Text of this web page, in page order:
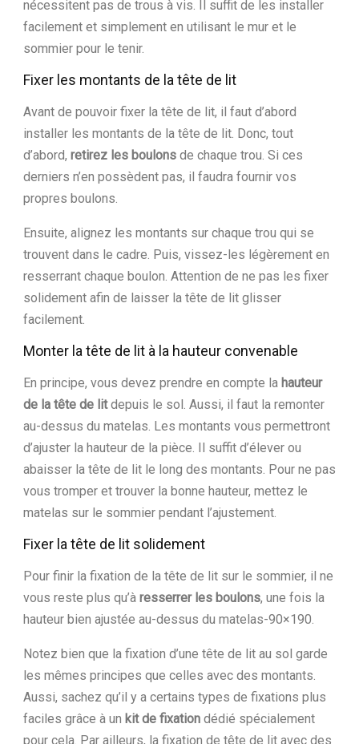
nécessitent pas de trous à vis. Il suffit de les installer
facilement et simplement en utilisant le mur et le
sommier pour le tenir.
Fixer les montants de la tête de lit
Avant de pouvoir fixer la tête de lit, il faut d’abord
installer les montants de la tête de lit. Donc, tout
d’abord, retirez les boulons de chaque trou. Si ces
derniers n’en possèdent pas, il faudra fournir vos
propres boulons.
Ensuite, alignez les montants sur chaque trou qui se
trouvent dans le cadre. Puis, vissez-les légèrement en
resserrant chaque boulon. Attention de ne pas les fixer
solidement afin de laisser la tête de lit glisser
facilement.
Monter la tête de lit à la hauteur convenable
En principe, vous devez prendre en compte la hauteur
de la tête de litdepuis le sol. Aussi, il faut la remonter
au-dessus du matelas. Les montants vous permettront
d’ajuster la hauteur de la pièce. Il suffit d’élever ou
abaisser la tête de lit le long des montants. Pour ne pas
vous tromper et trouver la bonne hauteur, mettez le
matelas sur le sommier pendant l’ajustement.
Fixer la tête de lit solidement
Pour finir la fixation de la tête de lit sur le sommier, il ne
vous reste plus qu’à resserrer les boulons, une fois la
hauteur bien ajustée au-dessus du matelas-90×190.
Notez bien que la fixation d’une tête de lit au sol garde
les mêmes principes que celles avec des montants.
Aussi, sachez qu’il y a certains types de fixations plus
faciles grâce à un kit de fixation dédié spécialement
pour cela. Par ailleurs, la fixation de tête de lit avec des